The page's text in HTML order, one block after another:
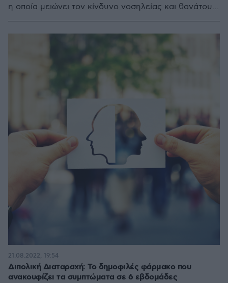
η οποία μειώνει τον κίνδυνο νοσηλείας και θανάτου
Διπολική Διαταραχή: Το δημοφιλές φάρμακο που
ανακουφίζει τα συμπτώματα σε 6 εβδομάδες
21.08.2022, 19:54